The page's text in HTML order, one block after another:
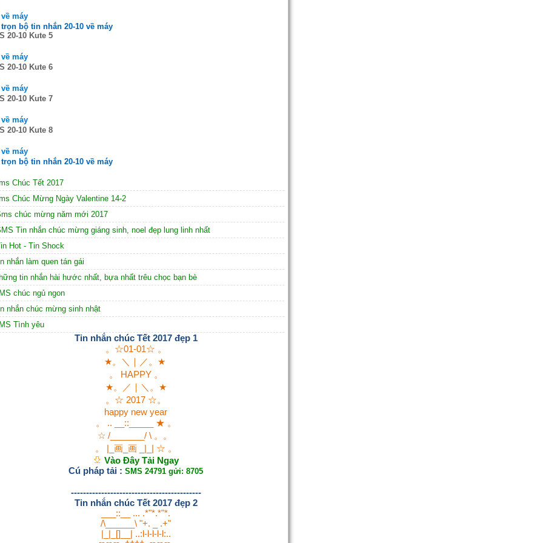
máy
bộ tin nhắn 20-10 về máy
20-10 Kute 5
máy
20-10 Kute 6
máy
20-10 Kute 7
máy
20-10 Kute 8
máy
bộ tin nhắn 20-10 về máy
Chúc Tết 2017
Chúc Mừng Ngày Valentine 14-2
chúc mừng năm mới 2017
Tin nhắn chúc mừng giáng sinh, noel đẹp lung linh nhất
Hot - Tin Shock
nhắn làm quen tán gái
tin nhắn hài hước nhất, bựa nhất trêu chọc bạn bè
chúc ngủ ngon
nhắn chúc mừng sinh nhật
Tình yêu
Tin nhắn chúc Tết 2017 đẹp 1
。☆01-01☆ 。
★。＼｜／。★
。 HAPPY 。
★。／｜＼。★
。☆ 2017 ☆。
happy new year
。 .. __::_____ ★ 。
☆ /_______/ \ 。。
。 |_画_画 _|_| ☆ 。
Vào Đây Tải Ngay
Cú pháp tải : SMS 24791 gửi: 8705
-------------------------------------------
Tin nhắn chúc Tết 2017 đẹp 2
___::__ ... .*"*.*"*.
/\______\ "+. _ .+"
|_|_[]__| ..:l-l-l-l-l:..